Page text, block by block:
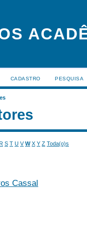
CADASTRO PESQUISA
S T U V W X Y Z Toda(o)s
Cassal